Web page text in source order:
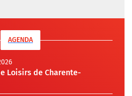
AGENDA
Loisirs de Charente-